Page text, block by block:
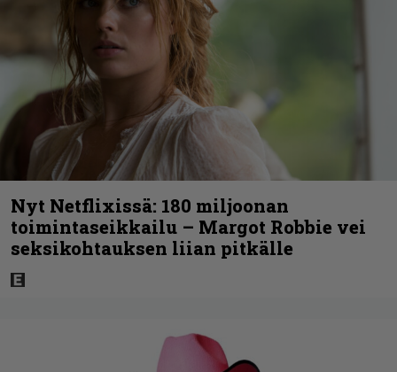
Nyt Netflixissä: 180 miljoonan
toimintaseikkailu – Margot Robbie vei
seksikohtauksen liian pitkälle